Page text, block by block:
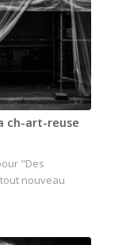
ch-art-reuse
"Des
nouveau